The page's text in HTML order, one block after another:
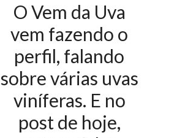
O Vem da Uva
vem fazendo o
perfil, falando
sobre várias uvas
viníferas. E no
post de hoje,